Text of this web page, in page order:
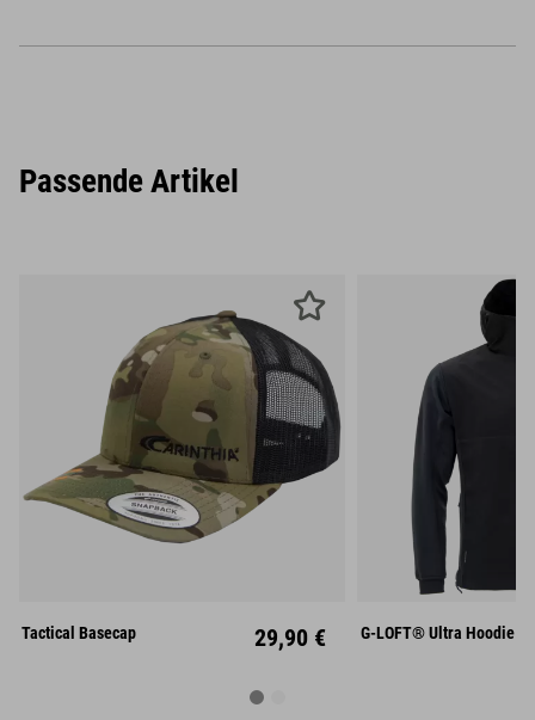
Passende Artikel
Unisize
Tactical Basecap 29,90 €
S
XL
G-LOFT® Ultra Hoodie